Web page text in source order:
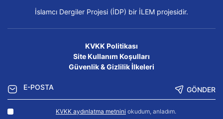
İslamcı Dergiler Projesi (İDP) bir İLEM projesidir.
KVKK Politikası
Site Kullanım Koşulları
Güvenlik & Gizlilik İlkeleri
GÖNDER
KVKK aydınlatma metnini okudum, anladım.